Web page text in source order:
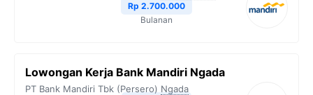
Rp 2.700.000
Bulanan
Lowongan Kerja Bank Mandiri Ngada
PT Bank Mandiri Tbk (Persero) Ngada